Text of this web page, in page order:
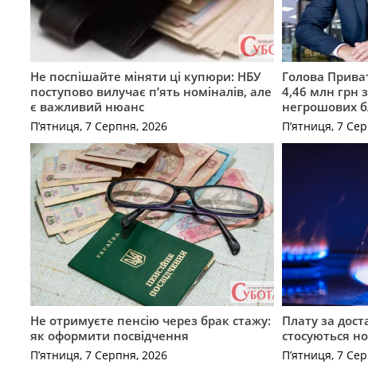
Не поспішайте міняти ці купюри: НБУ
поступово вилучає п’ять номіналів, але
є важливий нюанс
П’ятниця, 7 Серпня, 2026
Голова
4,46 млн грн
негрошових
П’ятниця, 7
Не отримуєте пенсію через брак стажу:
як оформити посвідчення
П’ятниця, 7 Серпня, 2026
Плату за
стосуються
П’ятниця, 7